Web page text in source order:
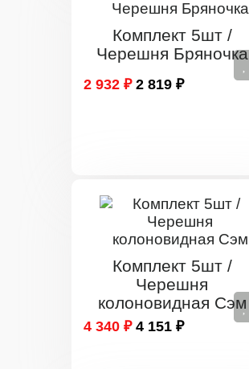
Комплект 5шт /
Черешня Бряночка
2 932 ₽ 2 819 ₽
Комплект 5шт /
Черешня
колоновидная Сэм
4 340 ₽ 4 151 ₽